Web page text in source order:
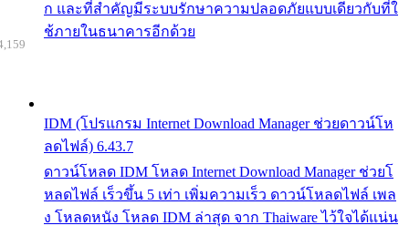
ก และที่สำคัญมีระบบรักษาความปลอดภัยแบบเดียวกับที่ใ
ช้ภายในธนาคารอีกด้วย
IDM (โปรแกรม Internet Download Manager ช่วยดาวน์โห
ลดไฟล์) 6.43.7
ดาวน์โหลด IDM โหลด Internet Download Manager ช่วยโ
หลดไฟล์ เร็วขึ้น 5 เท่า เพิ่มความเร็ว ดาวน์โหลดไฟล์ เพล
ง โหลดหนัง โหลด IDM ล่าสุด จาก Thaiware ไว้ใจได้แน่น